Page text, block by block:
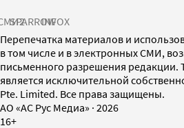
SPARROWINFOX
Перепечатка материалов и
в том числе и в электронных СМИ,
письменного разрешения редакции.
является исключительной
Pte. Limited. Все права защищены.
AO «АС Рус Медиа» · 2026
16+